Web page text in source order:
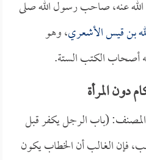
عنه، صاحب رسول الله صلى
بن قيس الأشعري، وهو
أصحاب الكتب الستة.
دون المرأة
المصنف: (باب الرجل يكفر قبل
فإن الغالب أن الخطاب يكون